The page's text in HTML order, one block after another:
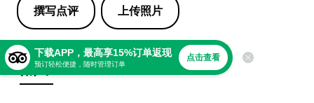
撰写点评 上传照片
点评
下载APP，最高享15%订单返现
预订轻松便捷，随时管理订单
点击查看